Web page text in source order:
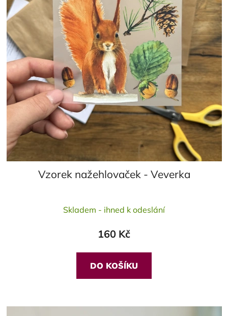
Vzorek nažehlovaček - Veverka
Skladem - ihned k odeslání
160 Kč
DO KOŠÍKU